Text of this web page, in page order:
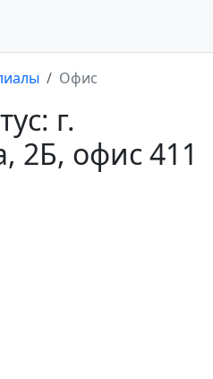
Офис
г.
2Б, офис 411